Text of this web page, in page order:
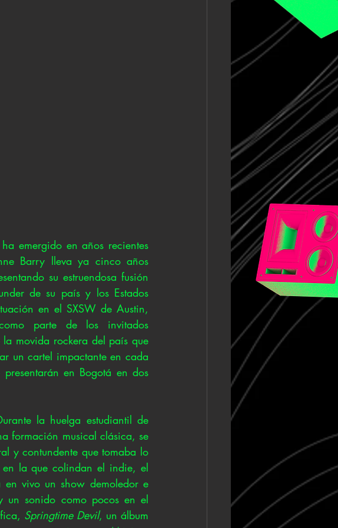
emergido en años recientes
Barry lleva ya cinco años
su estruendosa fusión
de su país y los Estados
en el SXSW de Austin,
parte de los invitados
movida rockera del país que
un cartel impactante en cada
en Bogotá en dos
la huelga estudiantil de
formación musical clásica, se
y contundente que tomaba lo
la que colindan el indie, el
en vivo un show demoledor e
un sonido como pocos en el
Springtime Devil, un álbum